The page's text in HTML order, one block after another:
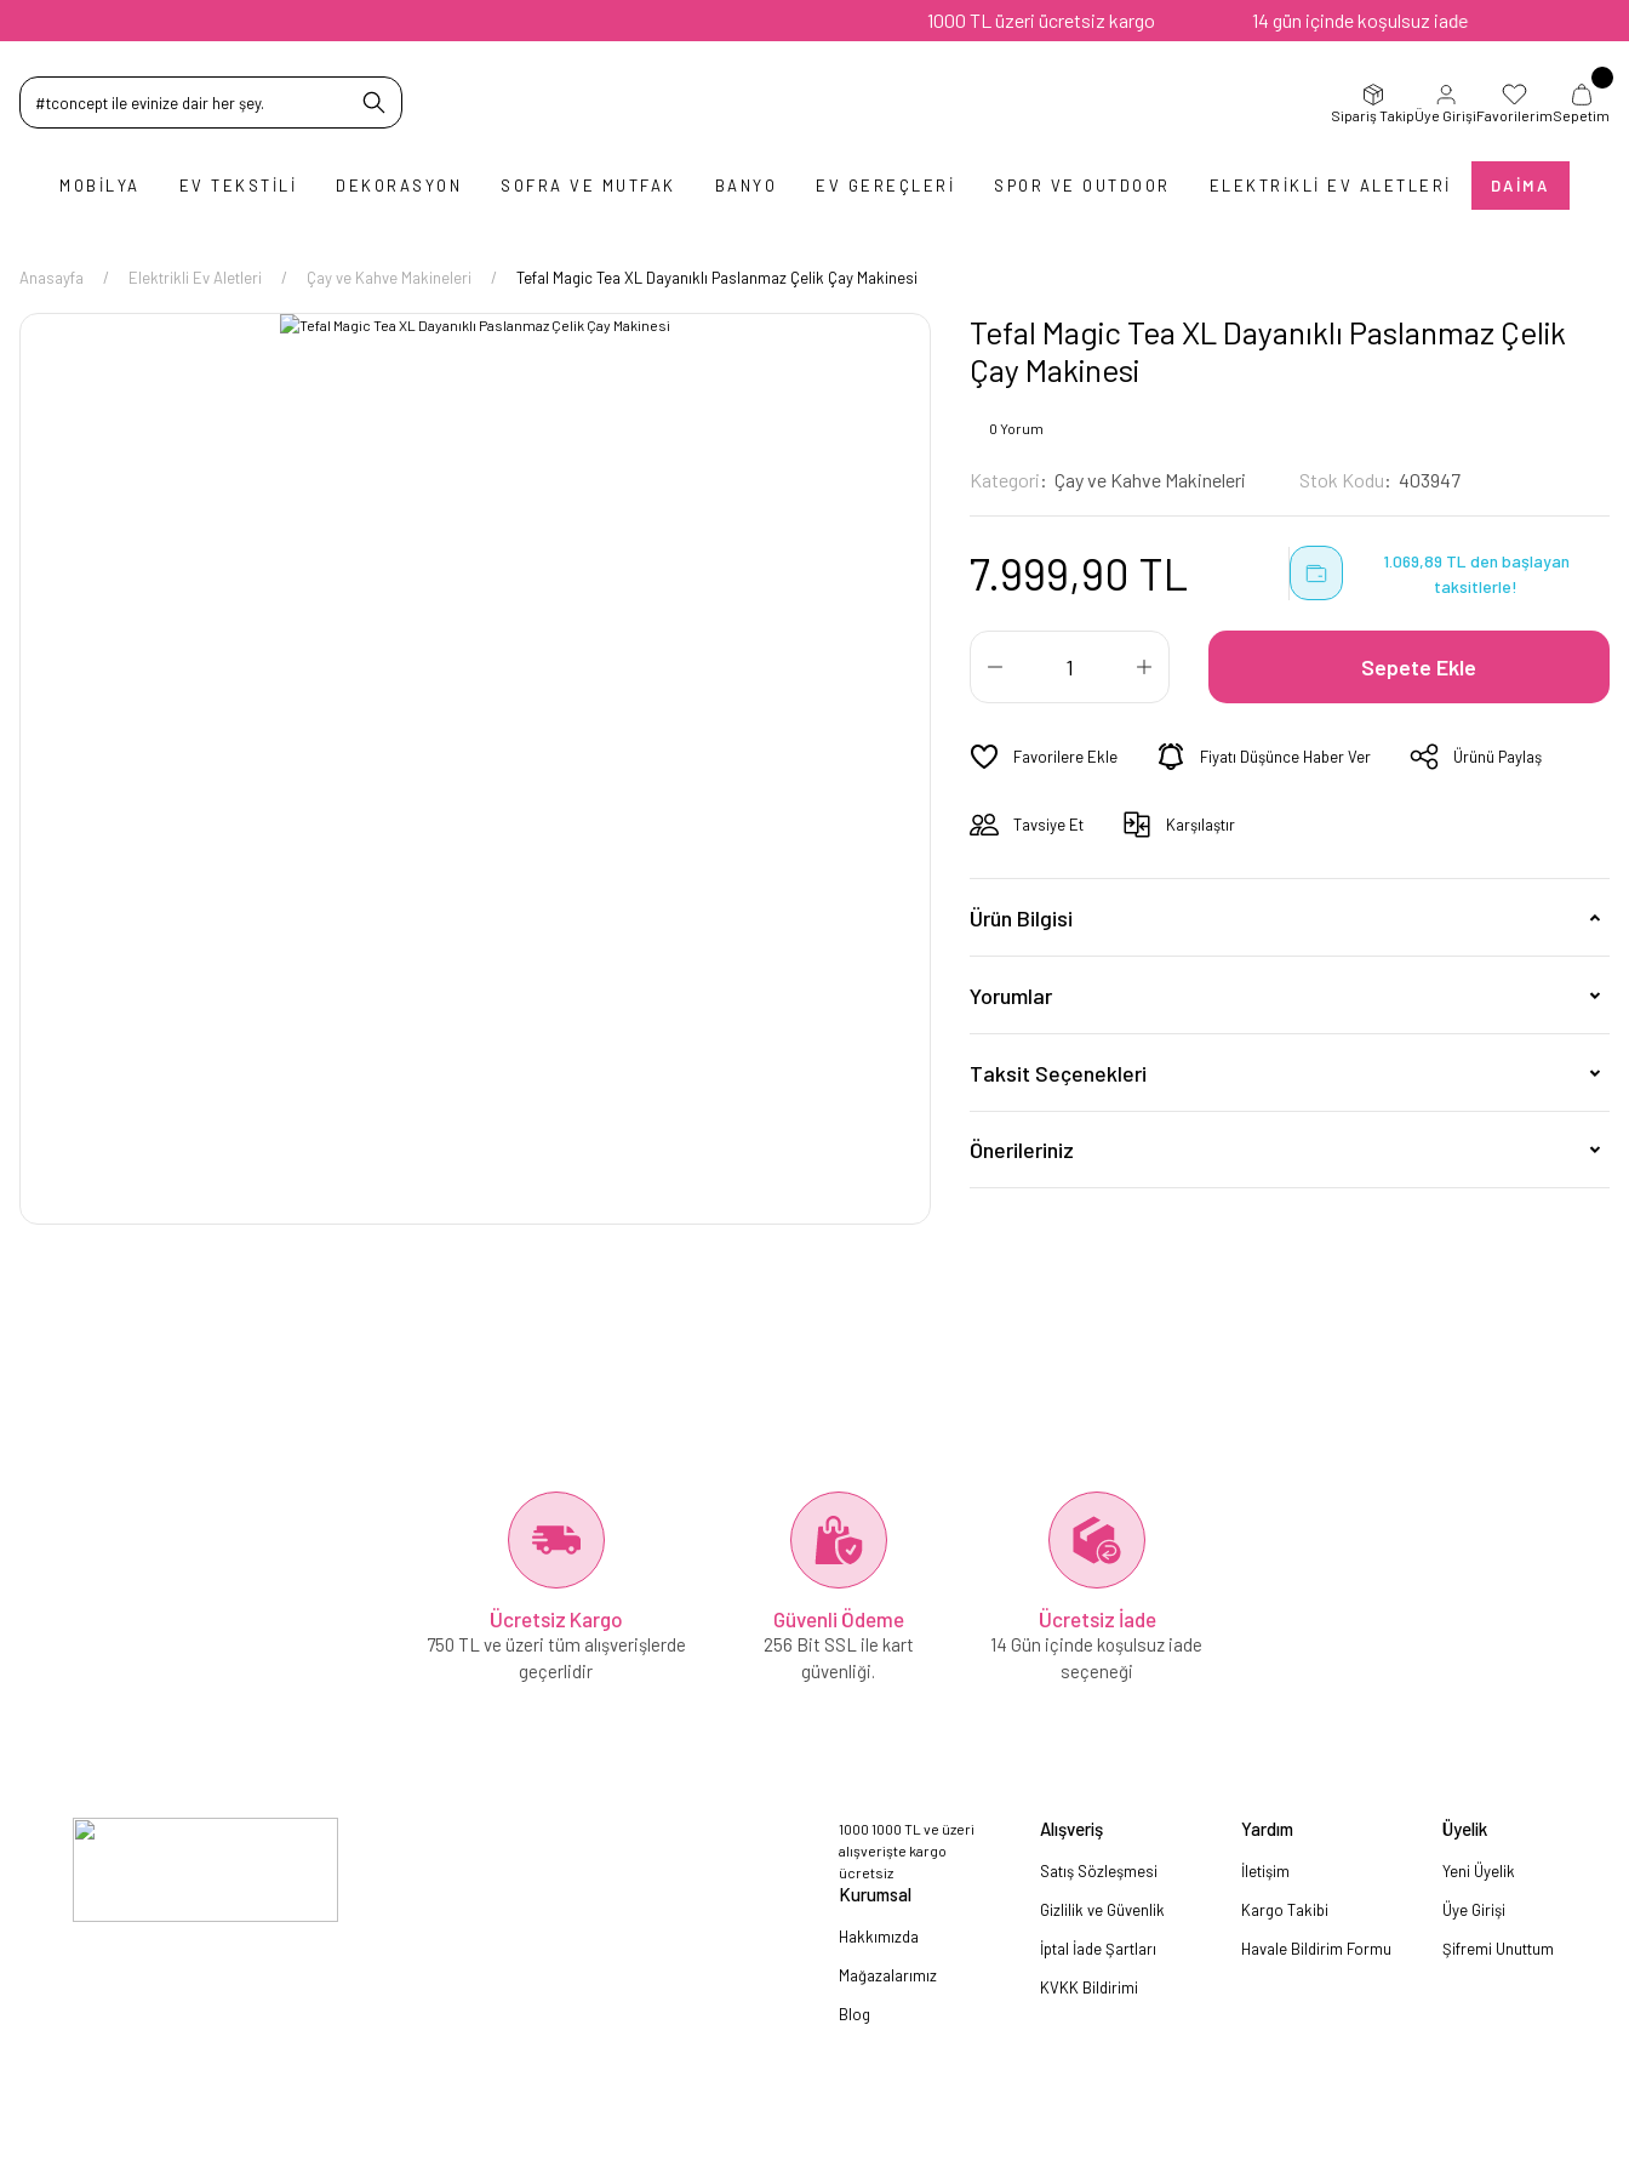
1000 TL üzeri ücretsiz kargo 14 gün içinde koşulsuz iade
Sipariş TakipÜye GirişiFavorilerimSepetim
MOBILYA EV TEKSTILI DEKORASYON SOFRA VE MUTFAK BANYO EV GEREÇLERI SPOR VE OUTDOOR ELEKTRIKLI EV ALETLERI DAIMA
Anasayfa Elektrikli Ev Aletleri Çay ve Kahve Makineleri Tefal Magic Tea XL Dayanıklı Paslanmaz Çelik Çay Makinesi
Tefal Magic Tea XL Dayanıklı Paslanmaz Çelik
Çay Makinesi
0 Yorum
Kategori Çay ve Kahve Makineleri Stok Kodu 403947
7.999,90 TL
1.069,89 TL den başlayan
taksitlerle!
Sepete Ekle
Fiyatı Düşünce Haber Ver Ürünü Paylaş
Tavsiye Et Karşılaştır
Ürün Bilgisi
Yorumlar
Taksit Seçenekleri
Önerileriniz
Ücretsiz Kargo
750 TL ve üzeri tüm alışverişlerde
geçerlidir
Güvenli Ödeme
256 Bit SSL ile kart
güvenliği.
Ücretsiz İade
14 Gün içinde koşulsuz iade
seçeneği
1000 1000 TL ve üzeri
alışverişte kargo
ücretsiz
Kurumsal
Hakkımızda
Mağazalarımız
Blog
Alışveriş
Satış Sözleşmesi
Gizlilik ve Güvenlik
İptal İade Şartları
KVKK Bildirimi
Yardım
İletişim
Kargo Takibi
Havale Bildirim Formu
Üyelik
Yeni Üyelik
Üye Girişi
Şifremi Unuttum